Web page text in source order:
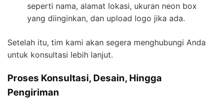
seperti nama, alamat lokasi, ukuran neon box
yang diinginkan, dan upload logo jika ada.
Setelah itu, tim kami akan segera menghubungi Anda
untuk konsultasi lebih lanjut.
Proses Konsultasi, Desain, Hingga
Pengiriman